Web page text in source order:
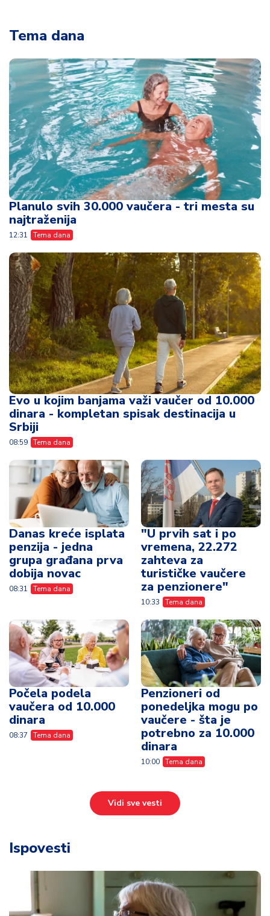
Tema dana
Planulo svih 30.000 vaučera - tri mesta su
najtraženija
12:31 Tema dana
Evo u kojim banjama važi vaučer od 10.000
dinara - kompletan spisak destinacija u
Srbiji
08:59 Tema dana
Danas kreće isplata
penzija - jedna
grupa građana prva
dobija novac
08:31 Tema dana
"U prvih sat i po
vremena, 22.272
zahteva za
turističke vaučere
za penzionere"
10:33 Tema dana
Počela podela
vaučera od 10.000
dinara
08:37 Tema dana
Penzioneri od
ponedeljka mogu po
vaučere - šta je
potrebno za 10.000
dinara
10:00 Tema dana
Vidi sve vesti
Ispovesti